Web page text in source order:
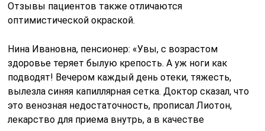
Отзывы пациентов также отличаются
оптимистической окраской.
Нина Ивановна, пенсионер: «Увы, с возрастом
здоровье теряет былую крепость. А уж ноги как
подводят! Вечером каждый день отеки, тяжесть,
вылезла синяя капиллярная сетка. Доктор сказал, что
это венозная недостаточность, прописал Лиотон,
лекарство для приема внутрь, а в качестве